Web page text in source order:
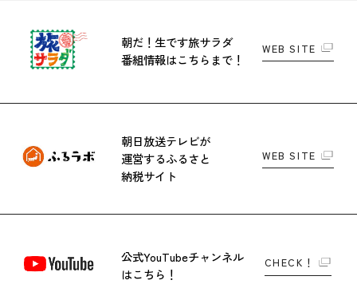
朝だ！生です旅サラダ
番組情報はこちらまで！
WEB SITE
朝日放送テレビが
運営するふるさと
納税サイト
WEB SITE
公式YouTubeチャンネル
はこちら！
CHECK！